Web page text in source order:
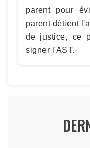
parent pour
parent détient
de justice, ce
signer l'AST.